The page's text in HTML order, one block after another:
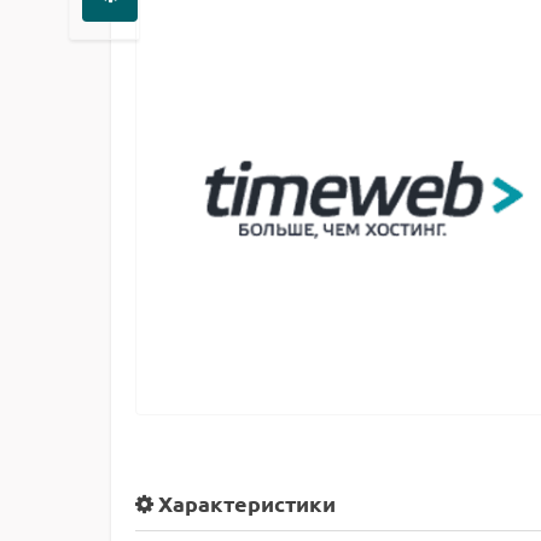
Характеристики